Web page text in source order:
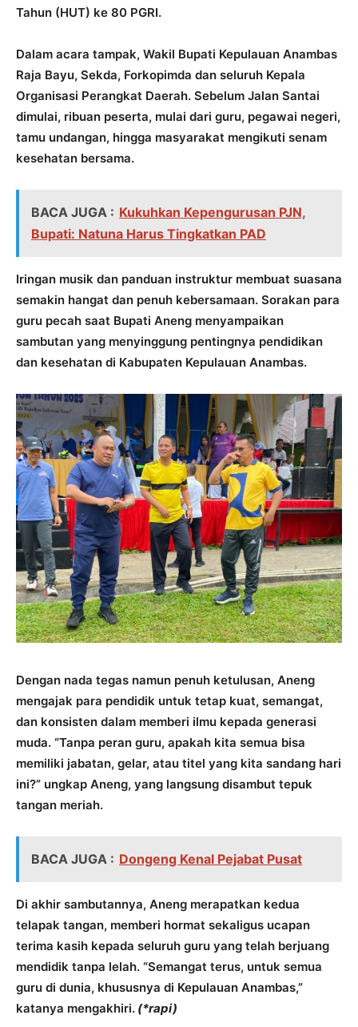
Tahun (HUT) ke 80 PGRI.
Dalam acara tampak, Wakil Bupati Kepulauan Anambas
Raja Bayu, Sekda, Forkopimda dan seluruh Kepala
Organisasi Perangkat Daerah. Sebelum Jalan Santai
dimulai, ribuan peserta, mulai dari guru, pegawai negeri,
tamu undangan, hingga masyarakat mengikuti senam
kesehatan bersama.
BACA JUGA : Kukuhkan Kepengurusan PJN,
Bupati: Natuna Harus Tingkatkan PAD
Iringan musik dan panduan instruktur membuat suasana
semakin hangat dan penuh kebersamaan. Sorakan para
guru pecah saat Bupati Aneng menyampaikan
sambutan yang menyinggung pentingnya pendidikan
dan kesehatan di Kabupaten Kepulauan Anambas.
Dengan nada tegas namun penuh ketulusan, Aneng
mengajak para pendidik untuk tetap kuat, semangat,
dan konsisten dalam memberi ilmu kepada generasi
muda. “Tanpa peran guru, apakah kita semua bisa
memiliki jabatan, gelar, atau titel yang kita sandang hari
ini?” ungkap Aneng, yang langsung disambut tepuk
tangan meriah.
BACA JUGA : Dongeng Kenal Pejabat Pusat
Di akhir sambutannya, Aneng merapatkan kedua
telapak tangan, memberi hormat sekaligus ucapan
terima kasih kepada seluruh guru yang telah berjuang
mendidik tanpa lelah. “Semangat terus, untuk semua
guru di dunia, khususnya di Kepulauan Anambas,”
katanya mengakhiri. (*rapi)